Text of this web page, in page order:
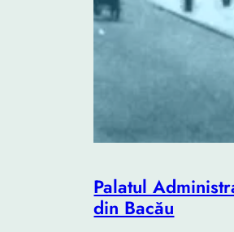
Palatul
din Bacău